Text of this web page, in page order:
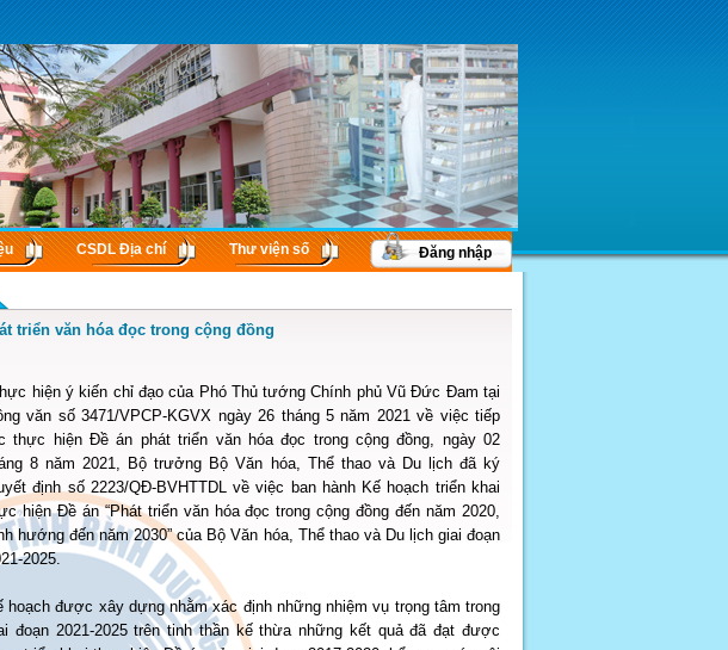
CSDL Ðịa chí Thư viện số Đăng nhập
triển văn hóa đọc trong cộng đồng
hiện ý kiến chỉ đạo của Phó Thủ tướng Chính phủ Vũ Đức Đam tại
văn số 3471/VPCP-KGVX ngày 26 tháng 5 năm 2021 về việc tiếp
thực hiện Đề án phát triển văn hóa đọc trong cộng đồng, ngày 02
8 năm 2021, Bộ trưởng Bộ Văn hóa, Thể thao và Du lịch đã ký
định số 2223/QĐ-BVHTTDL về việc ban hành Kế hoạch triển khai
hiện Đề án “Phát triển văn hóa đọc trong cộng đồng đến năm 2020,
hướng đến năm 2030” của Bộ Văn hóa, Thể thao và Du lịch giai đoạn
2025.
hoạch được xây dựng nhằm xác định những nhiệm vụ trọng tâm trong
đoạn 2021-2025 trên tinh thần kế thừa những kết quả đã đạt được